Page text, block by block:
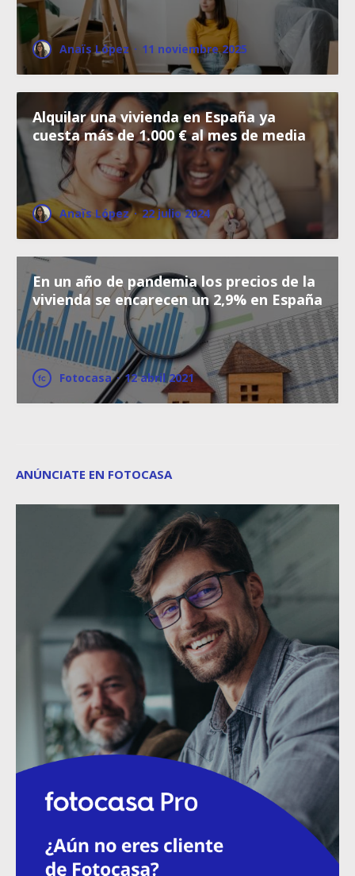
Anaïs López · 11 noviembre 2025
Alquilar una vivienda en España ya
cuesta más de 1.000 € al mes de media
Anaïs López · 22 julio 2024
En un año de pandemia los precios de la
vivienda se encarecen un 2,9% en España
Fotocasa · 12 abril 2021
ANÚNCIATE EN FOTOCASA